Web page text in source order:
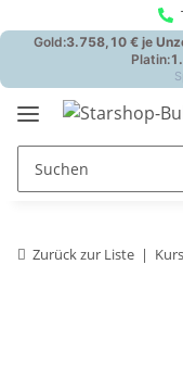
Zurück zur Liste